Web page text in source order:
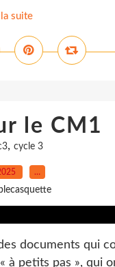
la suite
le CM1
, cycle 3
…
documents qui
à petits pas », qui